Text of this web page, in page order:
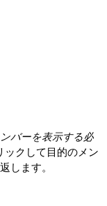
バーを表示する必
ックして目的のメン
します。